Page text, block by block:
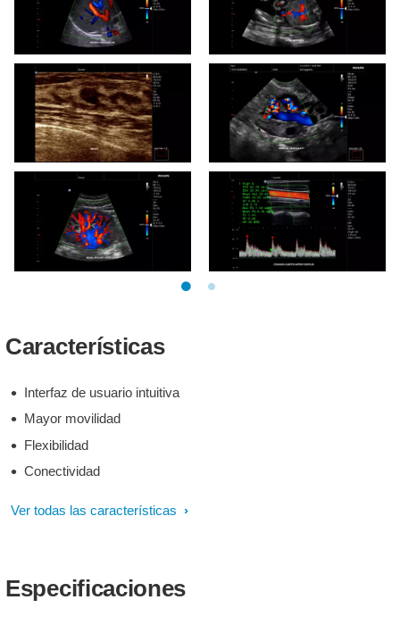
Innosight clinical image
Liver Vasculature
Innosight clinical image
Fetal Abdomen
Innosight clinical image
ultrasound breast
Innosight clinical image
adnexal vascularity
Características
Interfaz de usuario intuitiva
Mayor movilidad
Flexibilidad
Conectividad
Ver todas las características
Especificaciones